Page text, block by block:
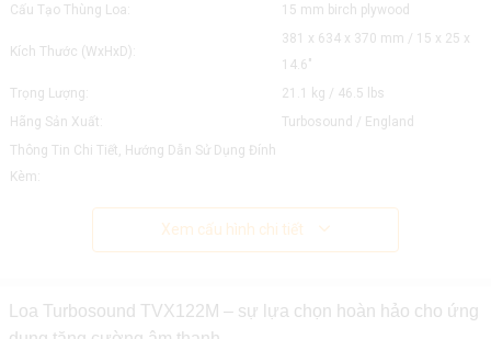
Cấu Tạo Thùng Loa:
15 mm birch plywood
Kích Thước (WxHxD):
381 x 634 x 370 mm / 15 x 25 x
14.6"
Trọng Lượng:
21.1 kg / 46.5 lbs
Hãng Sản Xuất:
Turbosound / England
Thông Tin Chi Tiết, Hướng Dẫn Sử Dụng Đính
Kèm:
Xem cấu hình chi tiết
Loa Turbosound TVX122M – sự lựa chọn hoàn hảo cho ứng